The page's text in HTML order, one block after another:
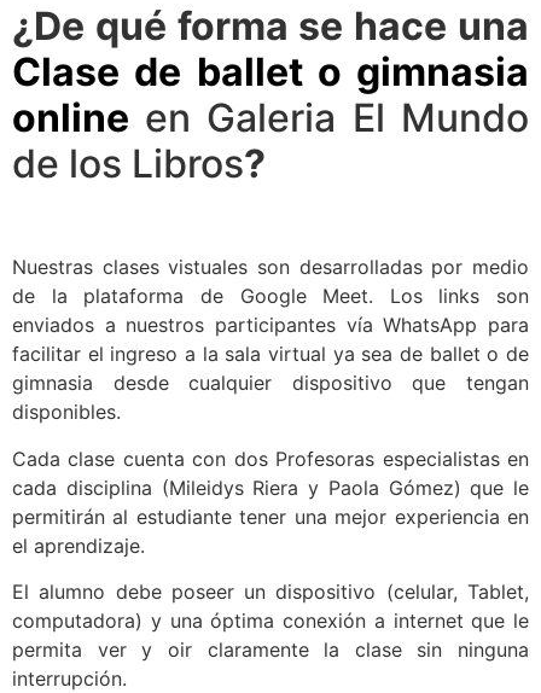
¿De qué forma se hace una
Clase de ballet o gimnasia
online en Galeria El Mundo
de los Libros?
Nuestras clases vistuales son desarrolladas por medio
de la plataforma de Google Meet. Los links son
enviados a nuestros participantes vía WhatsApp para
facilitar el ingreso a la sala virtual ya sea de ballet o de
gimnasia desde cualquier dispositivo que tengan
disponibles.
Cada clase cuenta con dos Profesoras especialistas en
cada disciplina (Mileidys Riera y Paola Gómez) que le
permitirán al estudiante tener una mejor experiencia en
el aprendizaje.
El alumno debe poseer un dispositivo (celular, Tablet,
computadora) y una óptima conexión a internet que le
permita ver y oir claramente la clase sin ninguna
interrupción.